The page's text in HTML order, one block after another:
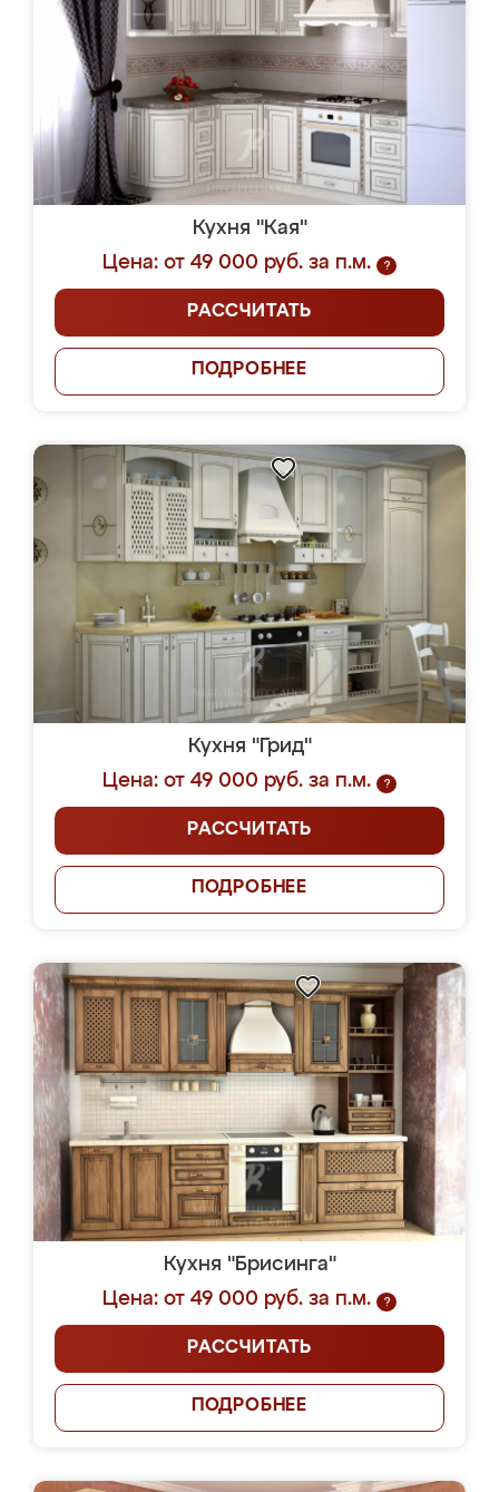
Кухня "Кая"
Цена: от 49 000 руб. за п.м.
?
РАССЧИТАТЬ
ПОДРОБНЕЕ
Кухня "Грид"
Цена: от 49 000 руб. за п.м.
?
РАССЧИТАТЬ
ПОДРОБНЕЕ
Кухня "Брисинга"
Цена: от 49 000 руб. за п.м.
?
РАССЧИТАТЬ
ПОДРОБНЕЕ